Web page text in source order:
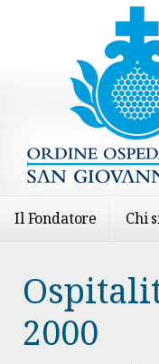
Il Fondatore Chi
2000